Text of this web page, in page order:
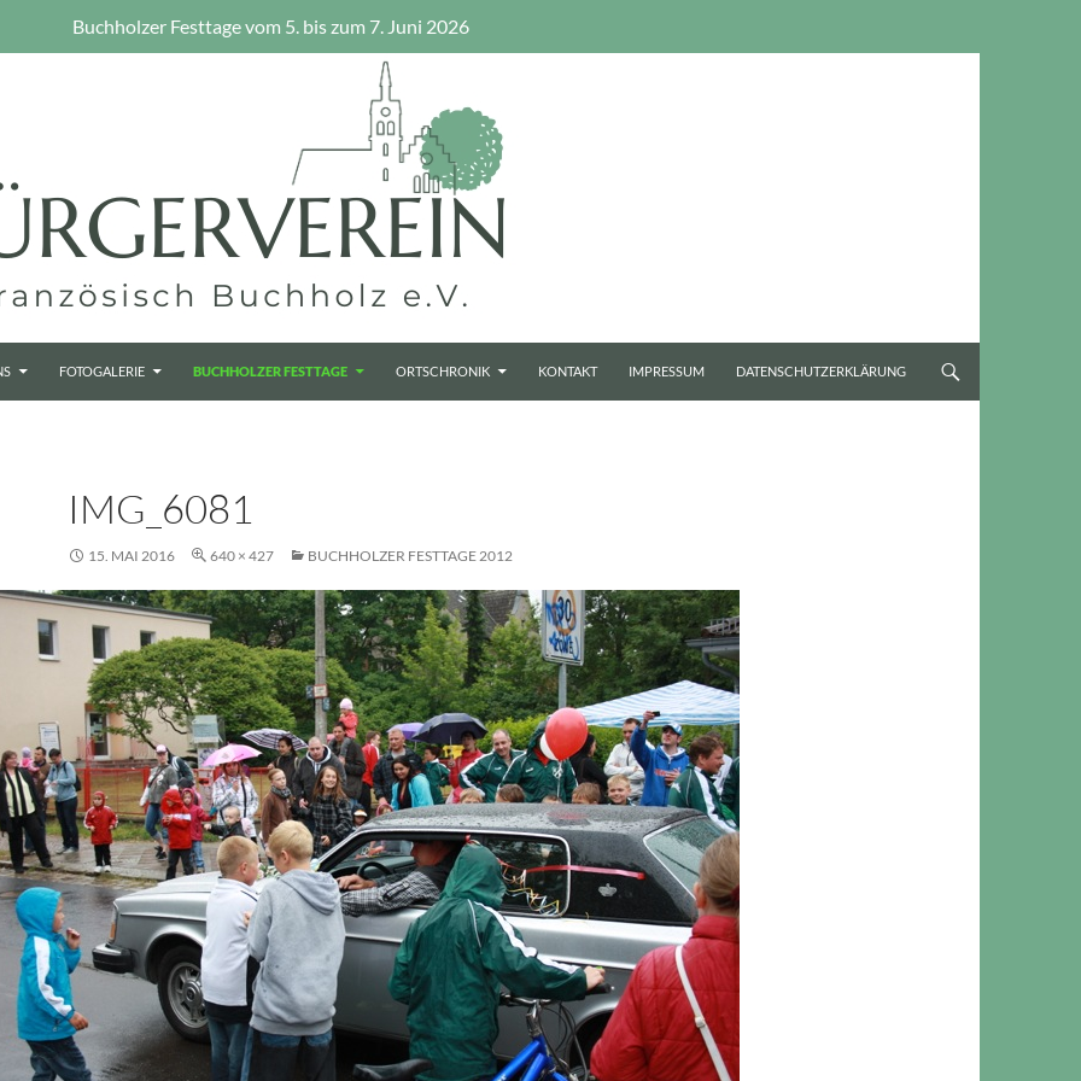
Buchholzer Festtage vom 5. bis zum 7. Juni 2026
FOTOGALERIE BUCHHOLZER FESTTAGE ORTSCHRONIK KONTAKT IMPRESSUM DATENSCHUTZERKLÄRUNG
IMG_6081
15. MAI 2016 640 × 427 BUCHHOLZER FESTTAGE 2012